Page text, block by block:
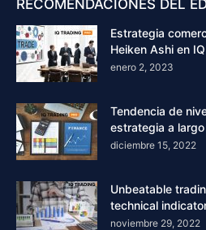
RECOMENDACIONES DEL
Estrategia
Heiken Ashi en
enero 2, 2023
Tendencia de
estrategia a
diciembre 15, 2022
Unbeatable
technical
noviembre 29, 2022